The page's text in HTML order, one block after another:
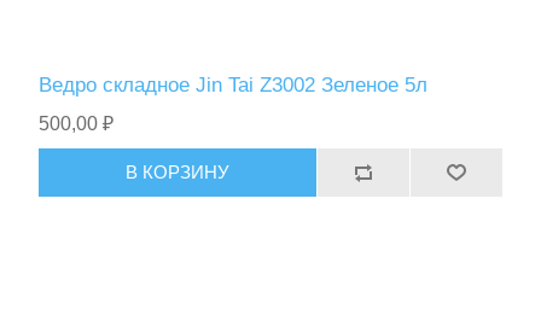
Ведро складное Jin Tai Z3002 Зеленое 5л
500,00 ₽
В КОРЗИНУ